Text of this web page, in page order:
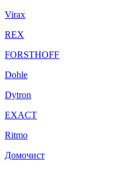
Virax
REX
FORSTHOFF
Dohle
Dytron
EXACT
Ritmo
Домочист